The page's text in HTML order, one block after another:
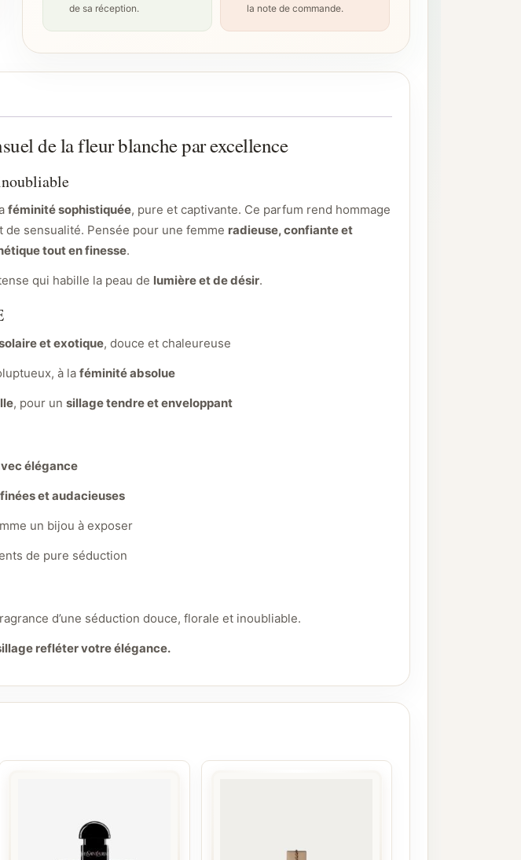
de sa réception.
la note de commande.
de la fleur blanche par excellence
féminité sophistiquée, pure et captivante. Ce parfum rend hommage
de sensualité. Pensée pour une femme radieuse, confiante et
tout en finesse.
qui habille la peau de lumière et de désir.
et exotique, douce et chaleureuse
à la féminité absolue
, pour un sillage tendre et enveloppant
élégance
et audacieuses
un bijou à exposer
de pure séduction
d’une séduction douce, florale et inoubliable.
refléter votre élégance.